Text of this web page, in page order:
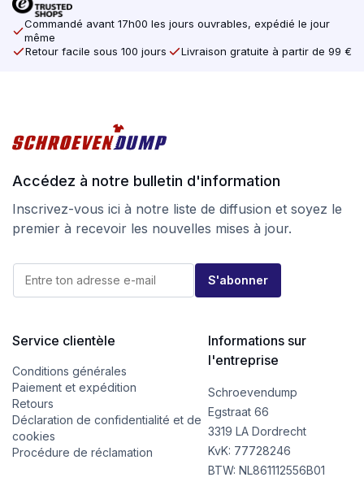
Commandé avant 17h00 les jours ouvrables, expédié le jour
même
Retour facile sous 100 jours
Livraison gratuite à partir de 99 €
Accédez à notre bulletin d'information
Inscrivez-vous ici à notre liste de diffusion et soyez le
premier à recevoir les nouvelles mises à jour.
-
i
E
m
l
S'abonner
Service clientèle
Conditions générales
Paiement et expédition
Retours
Déclaration de confidentialité et de
cookies
Procédure de réclamation
Informations sur
l'entreprise
Schroevendump
Egstraat 66
3319 LA Dordrecht
KvK: 77728246
BTW: NL861112556B01